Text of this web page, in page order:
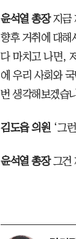
윤석열 총장지금
향후 거취에 대해
다 마치고 나면,
에 우리 사회와
번 생각해보겠습
김도읍 의원 ‘그
윤석열 총장그건